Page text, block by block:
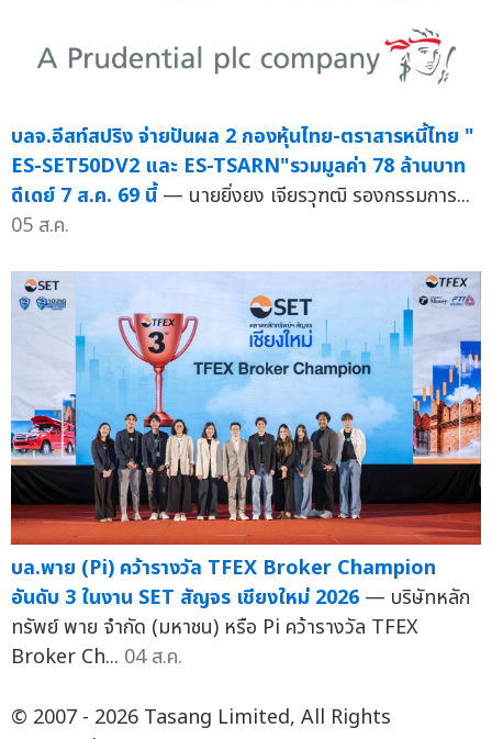
บลจ.อีสท์สปริง จ่ายปันผล 2 กองหุ้นไทย-ตราสารหนี้ไทย "
ES-SET50DV2 และ ES-TSARN"รวมมูลค่า 78 ล้านบาท
ดีเดย์ 7 ส.ค. 69 นี้ — นายยิ่งยง เจียรวุฑฒิ รองกรรมการ...
05 ส.ค.
บล.พาย (Pi) คว้ารางวัล TFEX Broker Champion
อันดับ 3 ในงาน SET สัญจร เชียงใหม่ 2026 — บริษัทหลัก
ทรัพย์ พาย จำกัด (มหาชน) หรือ Pi คว้ารางวัล TFEX
Broker Ch... 04 ส.ค.
© 2007 - 2026 Tasang Limited, All Rights